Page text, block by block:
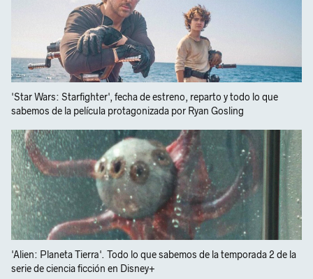
'Star Wars: Starfighter', fecha de estreno, reparto y todo lo que
sabemos de la película protagonizada por Ryan Gosling
'Alien: Planeta Tierra'. Todo lo que sabemos de la temporada 2 de la
serie de ciencia ficción en Disney+